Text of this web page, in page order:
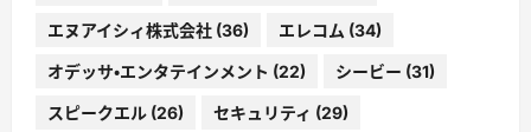
エヌアイシィ株式会社 (36) エレコム (34)
オデッサ・エンタテインメント (22) シービー (31)
スピークエル (26) セキュリティ (29)